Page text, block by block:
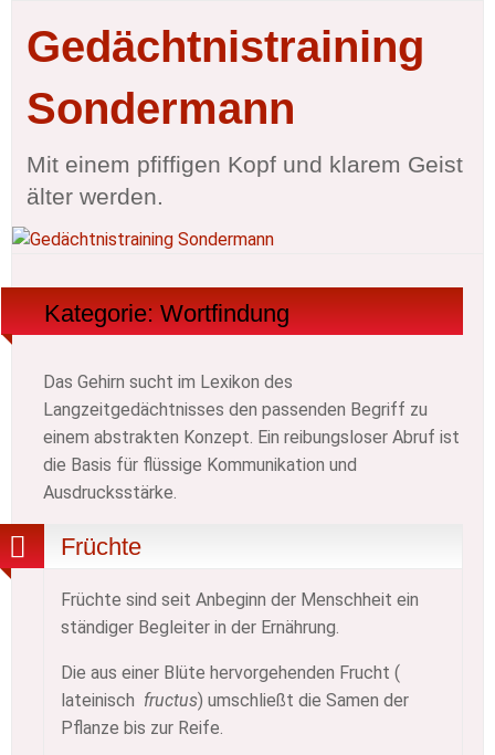
Gedächtnistraining
Sondermann
Mit einem pfiffigen Kopf und klarem Geist
älter werden.
Kategorie:Wortfindung
Das Gehirn sucht im Lexikon des
Langzeitgedächtnisses den passenden Begriff zu
einem abstrakten Konzept. Ein reibungsloser Abruf ist
die Basis für flüssige Kommunikation und
Ausdrucksstärke.
Früchte
Früchte sind seit Anbeginn der Menschheit ein
ständiger Begleiter in der Ernährung.
Die aus einer Blüte hervorgehenden Frucht (
lateinisch fructus) umschließt die Samen der
Pflanze bis zur Reife.